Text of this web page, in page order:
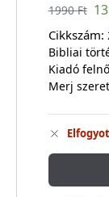
1990Ft
Cikkszám:
Bibliai
Kiadó
Merj